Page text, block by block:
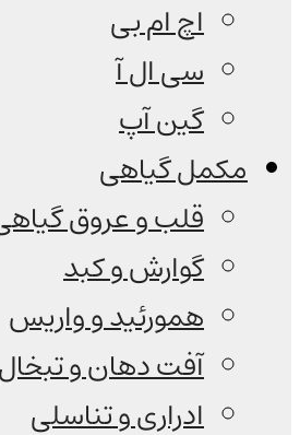
اچ ام بی
سی ال آ
گین آپ
مکمل گیاهی
قلب و عروق
گوارش و کبد
همورئید و واریس
آفت دهان و تبخال
ادراری و تناسلی